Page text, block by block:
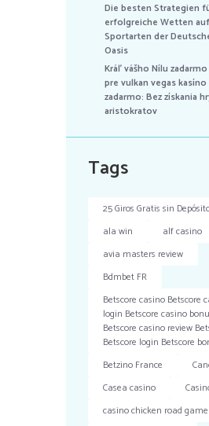
Die besten Strategien
erfolgreiche Wetten
Sportarten der
Oasis
Kráľ vášho Nílu
pre vulkan vegas
zadarmo: Bez získania
aristokratov
Tags
25 Giros Gratis sin
ala win
alf casino
avia masters review
Bdmbet FR
Betscore casino Betscore
login Betscore casino
Betscore casino review
Betscore login Betscore
Betzino France
Casea casino
casino chicken road game